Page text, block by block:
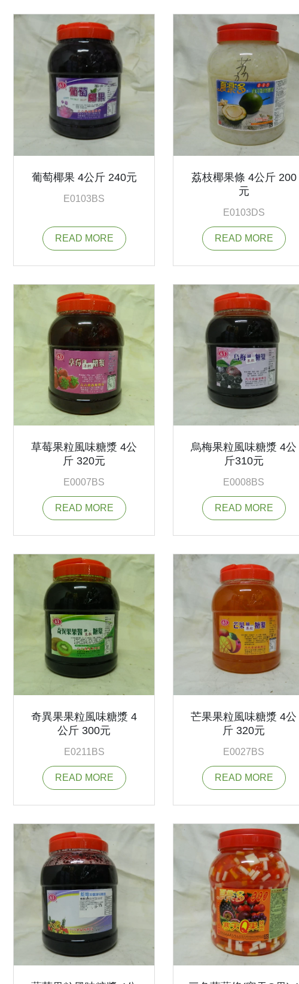
葡萄椰果 4公斤 240元
E0103BS
READ MORE
荔枝椰果條 4公斤 200
元
E0103DS
READ MORE
草莓果粒風味糖漿 4公
斤 320元
E0007BS
READ MORE
烏梅果粒風味糖漿 4公
斤310元
E0008BS
READ MORE
奇異果果粒風味糖漿 4
公斤 300元
E0211BS
READ MORE
芒果果粒風味糖漿 4公
斤 320元
E0027BS
READ MORE